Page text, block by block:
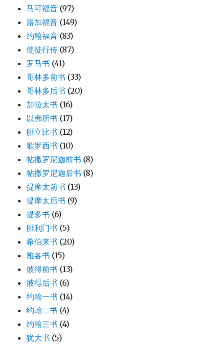
马可福音 (97)
路加福音 (149)
约翰福音 (83)
使徒行传 (87)
罗马书 (41)
哥林多前书 (33)
哥林多后书 (20)
加拉太书 (16)
以弗所书 (17)
腓立比书 (12)
歌罗西书 (10)
帖撒罗尼迦前书 (8)
帖撒罗尼迦后书 (8)
提摩太前书 (13)
提摩太后书 (9)
提多书 (6)
腓利门书 (5)
希伯来书 (20)
雅各书 (15)
彼得前书 (13)
彼得后书 (6)
约翰一书 (14)
约翰二书 (4)
约翰三书 (4)
犹大书 (5)